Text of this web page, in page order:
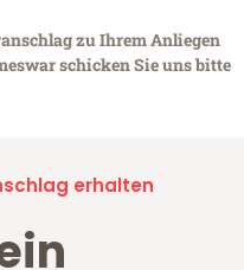
zu Ihrem Anliegen
schicken Sie uns bitte
erhalten